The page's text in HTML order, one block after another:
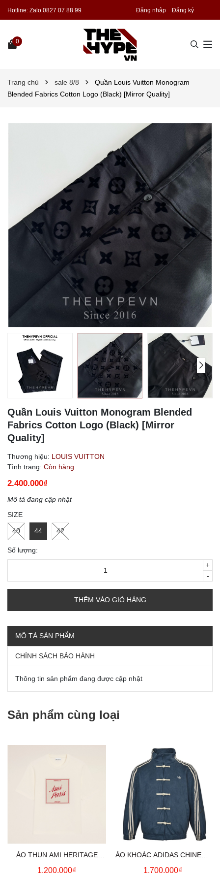
Hotline: Zalo 0827 07 88 99 Đăng nhập Đăng ký
0
Trang chủ sale 8/8
Quần Louis Vuitton Monogram
Blended Fabrics Cotton Logo (Black) [Mirror Quality]
Quần Louis Vuitton Monogram Blended
Fabrics Cotton Logo (Black) [Mirror
Quality]
Thương hiệu: LOUIS VUITTON
Tình trạng: Còn hàng
2.400.000₫
Mô tả đang cập nhật
SIZE
40 44 42
Số lượng:
-
+
THÊM VÀO GIỎ HÀNG
MÔ TẢ SẢN PHẨM
CHÍNH SÁCH BẢO HÀNH
Thông tin sản phẩm đang được cập nhật
Sản phẩm cùng loại
ÁO THUN AMI HERITAGE
PRINT (WHITE CREAM)
1.200.000₫
ÁO KHOÁC ADIDAS CHINESE
NEW YEAR JACKET (BLUE)
1.700.000₫